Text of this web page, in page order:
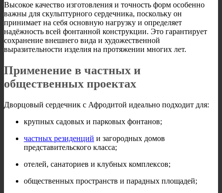
Высокое качество изготовления и точность форм особенно
важны для скульптурного сердечника, поскольку он
принимает на себя основную нагрузку и определяет
надёжность всей фонтанной конструкции. Это гарантирует
сохранение внешнего вида и художественной
выразительности изделия на протяжении многих лет.
Применение в частных и
общественных проектах
Дворцовый сердечник с Афродитой идеально подходит для:
крупных садовых и парковых фонтанов;
частных резиденций и загородных домов
представительского класса;
отелей, санаториев и клубных комплексов;
общественных пространств и парадных площадей;